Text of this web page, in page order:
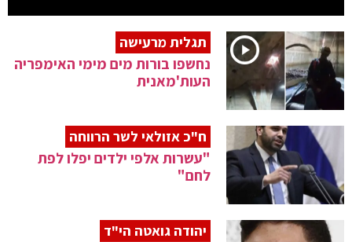
תגלית מרעישה
נחשפו בורות מים מימי האימפריה
העות'מאנית
ח"כ אזולאי לשר הרווחה
"עשרות אלפי ילדים יפלו לפת
לחם"
יהודה גואטה הי"ד